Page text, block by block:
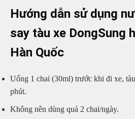
Hướng dẫn sử dụng
say tàu xe DongSung
Hàn Quốc
Uống 1 chai (30ml) trước khi đi xe,
phút.
Không nên dùng quá 2 chai/ngày.